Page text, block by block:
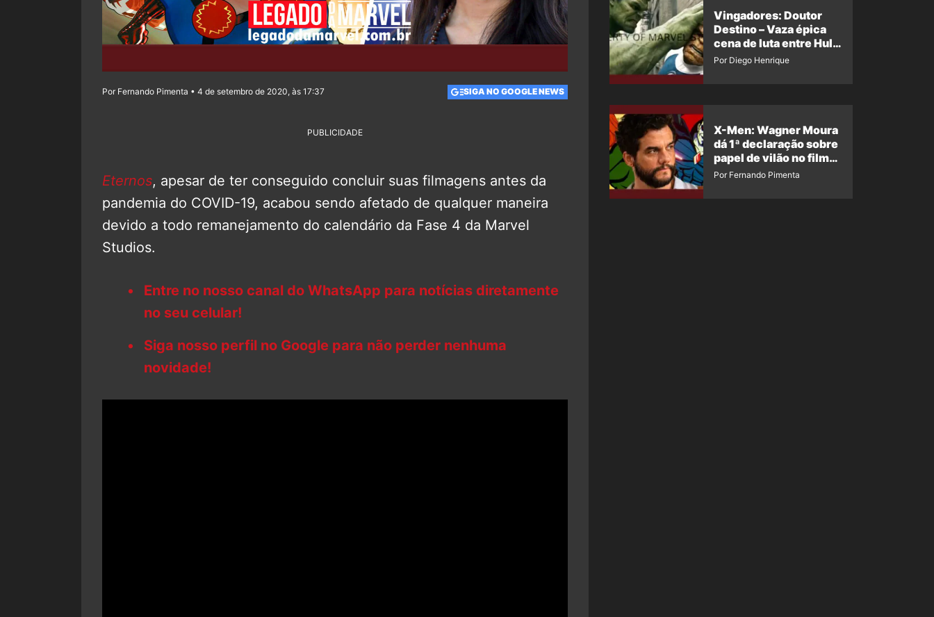
Por Fernando Pimenta • 4 de setembro de 2020, às 17:37 SIGA NO GOOGLE NEWS
PUBLICIDADE
Eternos, apesar de ter conseguido concluir suas filmagens antes da
pandemia do COVID-19, acabou sendo afetado de qualquer maneira
devido a todo remanejamento do calendário da Fase 4 da Marvel
Studios.
Entre no nosso canal do WhatsApp para notícias diretamente
no seu celular!
Siga nosso perfil no Google para não perder nenhuma
novidade!
Vingadores: Doutor
Destino – Vaza épica
cena de luta entre Hulk
e o Coisa
Por Diego Henrique
X-Men: Wagner Moura
dá 1ª declaração sobre
papel de vilão no filme
da Marvel
Por Fernando Pimenta